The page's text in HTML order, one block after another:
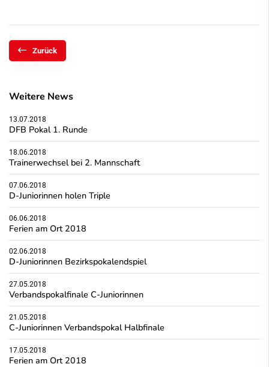
Zurück
Weitere News
13.07.2018
DFB Pokal 1. Runde
18.06.2018
Trainerwechsel bei 2. Mannschaft
07.06.2018
D-Juniorinnen holen Triple
06.06.2018
Ferien am Ort 2018
02.06.2018
D-Juniorinnen Bezirkspokalendspiel
27.05.2018
Verbandspokalfinale C-Juniorinnen
21.05.2018
C-Juniorinnen Verbandspokal Halbfinale
17.05.2018
Ferien am Ort 2018